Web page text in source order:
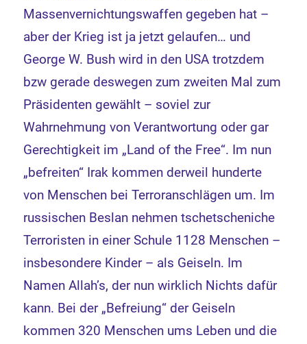
Massenvernichtungswaffen gegeben hat –
aber der Krieg ist ja jetzt gelaufen… und
George W. Bush wird in den USA trotzdem
bzw gerade deswegen zum zweiten Mal zum
Präsidenten gewählt – soviel zur
Wahrnehmung von Verantwortung oder gar
Gerechtigkeit im „Land of the Free“. Im nun
„befreiten“ Irak kommen derweil hunderte
von Menschen bei Terroranschlägen um. Im
russischen Beslan nehmen tschetscheniche
Terroristen in einer Schule 1128 Menschen –
insbesondere Kinder – als Geiseln. Im
Namen Allah’s, der nun wirklich Nichts dafür
kann. Bei der „Befreiung“ der Geiseln
kommen 320 Menschen ums Leben und die